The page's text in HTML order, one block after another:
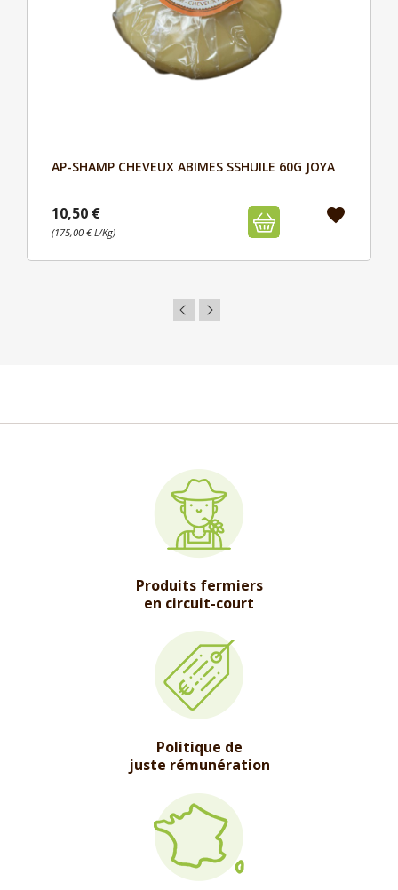
Aperçu
AP-SHAMP CHEVEUX ABIMES SSHUILE 60G JOYA
10,50 €
(175,00 € L/Kg)
favorite
Produits fermiers
en circuit-court
Politique de
juste rémunération